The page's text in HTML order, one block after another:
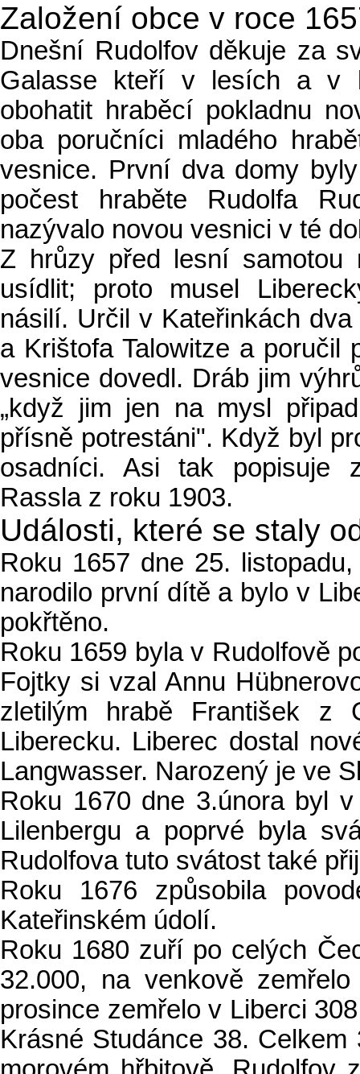
Založení obce v roce
Dnešní Rudolfov děkuje za
Galasse kteří v lesích a v
obohatit hraběcí pokladnu
oba poručníci mladého
vesnice. První dva domy
počest hraběte Rudolfa
nazývalo novou vesnici v té
Z hrůzy před lesní samotou
usídlit; proto musel
násilí. Určil v Kateřinkách
a Krištofa Talowitze a poručil
vesnice dovedl. Dráb jim
„když jim jen na mysl
přísně potrestáni". Když byl
osadníci. Asi tak popisuje
Rassla z roku 1903.
Události, které se staly
Roku 1657 dne 25.
narodilo první dítě a bylo v
pokřtěno.
Roku 1659 byla v Rudolfově
Fojtky si vzal Annu
zletilým hrabě František z
Liberecku. Liberec dostal
Langwasser. Narozený je ve
Roku 1670 dne 3.února byl
Lilenbergu a poprvé byla
Rudolfova tuto svátost také
Roku 1676 způsobila
Kateřinském údolí.
Roku 1680 zuří po celých
32.000, na venkově
prosince zemřelo v Liberci
Krásné Studánce 38.